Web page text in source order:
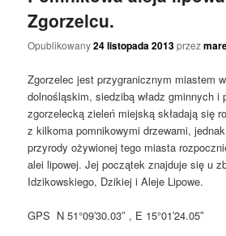
Zgorzelcu.
Opublikowany24 listopada 2013przez
Zgorzelec jest przygranicznym miastem
dolnośląskim, siedzibą władz gminnych i
zgorzelecką zieleń miejską składają się
z kilkoma pomnikowymi drzewami,
przyrody ożywionej tego miasta
alei lipowej. Jej początek znajduje się u
Idzikowskiego, Dzikiej i Aleje Lipowe.
GPS N 51°09′30.03″ , E 15°01′24.05″